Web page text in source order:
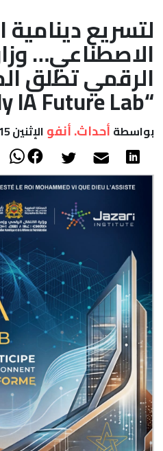
لتسريع دينامية
الاصطناعي…
الرقمي تطلق
“Rally IA Future Lab”
بواسطة أحداث. أنفو الإثنين 15 يونيو, 2026 - 16:41